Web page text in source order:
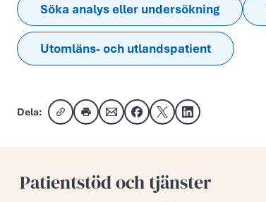
Söka analys eller undersökning
Utomläns- och utlandspatient
Dela:
Kopiera länk
Skriv utDela via e-post
Dela på Facebook
Dela på XDela på LinkedIn
Patientstöd och tjänster